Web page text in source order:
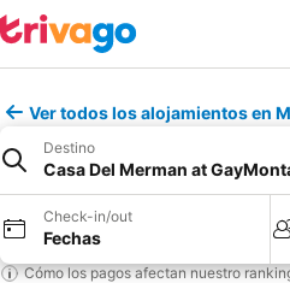
Ver todos los alojamientos en
Destino
Casa Del Merman at
Check-in/out
Fechas
Cómo los pagos afectan nuestro